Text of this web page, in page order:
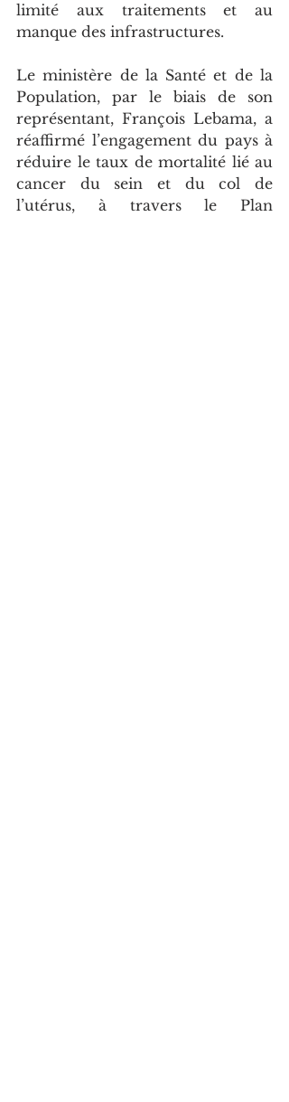
limité aux traitements et au
manque des infrastructures.
Le ministère de la Santé et de la
Population, par le biais de son
représentant, François Lebama, a
réaffirmé l’engagement du pays à
réduire le taux de mortalité lié au
cancer du sein et du col de
l’utérus, à travers le Plan